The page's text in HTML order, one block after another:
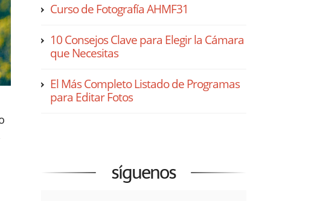
Curso de Fotografía AHMF31
10 Consejos Clave para Elegir la Cámara
que Necesitas
El Más Completo Listado de Programas
para Editar Fotos
síguenos